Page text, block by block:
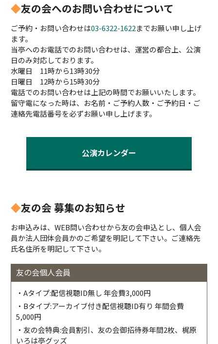
◆友の会へのお問い合わせについて
ご予約・お問い合わせは03-6322-1622までお願い申し上げ
ます。
当亭へのお電話でのお問い合わせは、運営の都合上、公演
日のみ対応しております。
水曜日 11時から13時30分
日曜日 12時から15時30分
電話でのお問い合わせは上記の時間でお願いいたします。
留守電になった時は、お名前・ご予約人数・ご予約日・ご
連絡先電話番号を必ずお願い申し上げます。
公演カレンダー
◆友の会 募集のお知らせ
お申込みは、WEB問い合わせから友の会申込とし、個人会
員か法人団体会員かのご希望を明記して下さい。ご連絡先
氏名住所を明記して下さい。
友の会個人会員
・Aタイプ:配信視聴ID無し 年会費3,000円
・Bタイプ:アーカイブ付き配信視聴ID有り 年間会費
5,000円
・友の会特典:会員割引、友の会御招待券年間2枚、梶原
いろは亭グッズ